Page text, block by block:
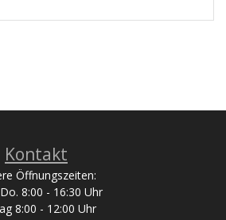
Kontakt
Öffnungszeiten:
8:00 - 16:30 Uhr
8:00 - 12:00 Uhr